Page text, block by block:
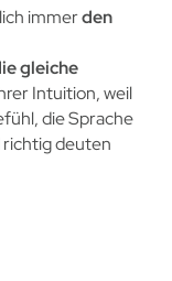
immerden
gleiche
Intuition, weil
die Sprache
deuten